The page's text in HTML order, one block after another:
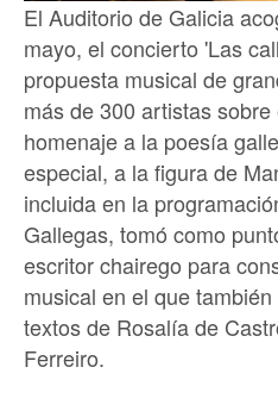
El Auditorio de Galicia
mayo, el concierto 'Las
propuesta musical de
más de 300 artistas
homenaje a la poesía
especial, a la figura de
incluida en la
Gallegas, tomó como
escritor chairego para
musical en el que
textos de Rosalía de
Ferreiro.